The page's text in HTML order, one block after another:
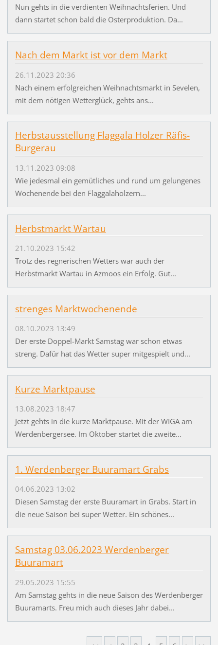
Nun gehts in die verdienten Weihnachtsferien. Und
dann startet schon bald die Osterproduktion. Da...
Nach dem Markt ist vor dem Markt
26.11.2023 20:36
Nach einem erfolgreichen Weihnachtsmarkt in Sevelen,
mit dem nötigen Wetterglück, gehts ans...
Herbstausstellung Flaggala Holzer Räfis-
Burgerau
13.11.2023 09:08
Wie jedesmal ein gemütliches und rund um gelungenes
Wochenende bei den Flaggalaholzern...
Herbstmarkt Wartau
21.10.2023 15:42
Trotz des regnerischen Wetters war auch der
Herbstmarkt Wartau in Azmoos ein Erfolg. Gut...
strenges Marktwochenende
08.10.2023 13:49
Der erste Doppel-Markt Samstag war schon etwas
streng. Dafür hat das Wetter super mitgespielt und...
Kurze Marktpause
13.08.2023 18:47
Jetzt gehts in die kurze Marktpause. Mit der WIGA am
Werdenbergersee. Im Oktober startet die zweite...
1. Werdenberger Buuramart Grabs
04.06.2023 13:02
Diesen Samstag der erste Buuramart in Grabs. Start in
die neue Saison bei super Wetter. Ein schönes...
Samstag 03.06.2023 Werdenberger
Buuramart
29.05.2023 15:55
Am Samstag gehts in die neue Saison des Werdenberger
Buuramarts. Freu mich auch dieses Jahr dabei...